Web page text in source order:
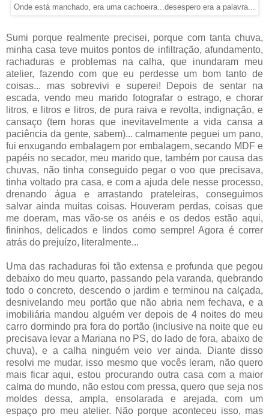
Onde está manchado, era uma cachoeira...desespero era a palavra...
Sumi porque realmente precisei, porque com tanta chuva,
minha casa teve muitos pontos de infiltração, afundamento,
rachaduras e problemas na calha, que inundaram meu
atelier, fazendo com que eu perdesse um bom tanto de
coisas... mas sobrevivi e superei! Depois de sentar na
escada, vendo meu marido fotografar o estrago, e chorar
litros, e litros e litros, de pura raiva e revolta, indignação, e
cansaço (tem horas que inevitavelmente a vida cansa a
paciência da gente, sabem)... calmamente peguei um pano,
fui enxugando embalagem por embalagem, secando MDF e
papéis no secador, meu marido que, também por causa das
chuvas, não tinha conseguido pegar o voo que precisava,
tinha voltado pra casa, e com a ajuda dele nesse processo,
drenando água e arrastando prateleiras, conseguimos
salvar ainda muitas coisas. Houveram perdas, coisas que
me doeram, mas vão-se os anéis e os dedos estão aqui,
fininhos, delicados e lindos como sempre! Agora é correr
atrás do prejuízo, literalmente...
Uma das rachaduras foi tão extensa e profunda que pegou
debaixo do meu quarto, passando pela varanda, quebrando
todo o concreto, descendo o jardim e terminou na calçada,
desnivelando meu portão que não abria nem fechava, e a
imobiliária mandou alguém ver depois de 4 noites do meu
carro dormindo pra fora do portão (inclusive na noite que eu
precisava levar a Mariana no PS, do lado de fora, abaixo de
chuva), e a calha ninguém veio ver ainda. Diante disso
resolvi me mudar, isso mesmo que vocês leram, não quero
mais ficar aqui, estou procurando outra casa com a maior
calma do mundo, não estou com pressa, quero que seja nos
moldes dessa, ampla, ensolarada e arejada, com um
espaço pro meu atelier. Não porque aconteceu isso, mas